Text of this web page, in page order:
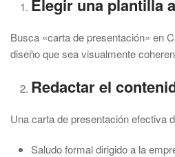
Elegir una plantilla
Busca «carta de presentación» en
diseño que sea visualmente
Redactar el
Una carta de presentación efectiva
Saludo formal dirigido a la